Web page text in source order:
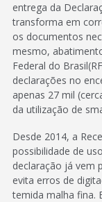
entrega da
transforma em
os documentos
mesmo,
Federal do
declarações no
apenas 27 mil
da utilização de
Desde 2014, a
possibilidade de
declaração já vem
evita erros de
temida malha fina.